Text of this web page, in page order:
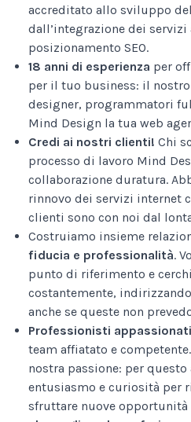
accreditato allo sviluppo
dall’integrazione dei
posizionamento SEO.
18 anni di esperienza per
per il tuo business: il
designer, programmatori
Mind Design la tua web
Credi ai nostri clienti! Chi
processo di lavoro Mind
collaborazione duratura.
rinnovo dei servizi internet
clienti sono con noi dal
Costruiamo insieme
fiducia e professionalità.
punto di riferimento e
costantemente,
anche se queste non
Professionisti appassionati
team affiatato e
nostra passione: per
entusiasmo e curiosità per
sfruttare nuove opportunità